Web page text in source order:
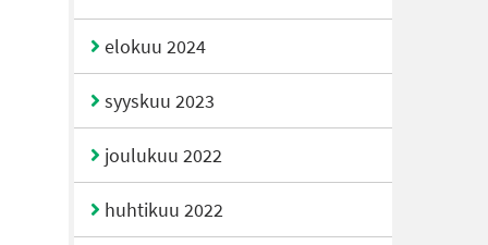
elokuu 2024
syyskuu 2023
joulukuu 2022
huhtikuu 2022